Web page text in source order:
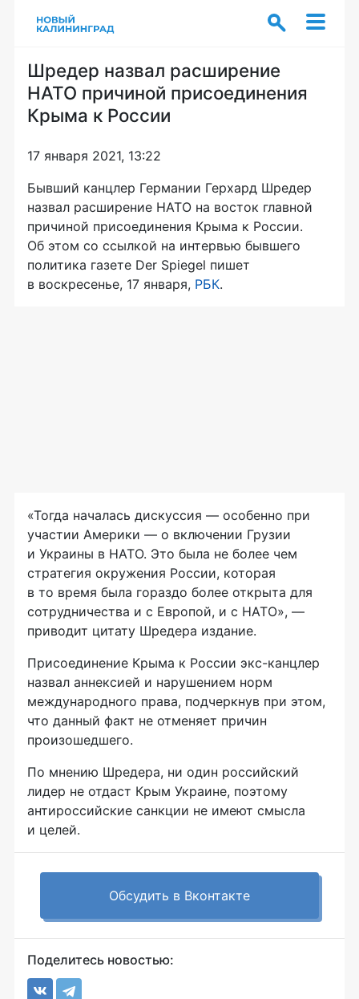
Шредер назвал расширение
НАТО причиной присоединения
Крыма к России
17 января 2021, 13:22
Бывший канцлер Германии Герхард Шредер
назвал расширение НАТО на восток главной
причиной присоединения Крыма к России.
Об этом со ссылкой на интервью бывшего
политика газете Der Spiegel пишет
в воскресенье, 17 января, РБК.
«Тогда началась дискуссия — особенно при
участии Америки — о включении Грузии
и Украины в НАТО. Это была не более чем
стратегия окружения России, которая
в то время была гораздо более открыта для
сотрудничества и с Европой, и с НАТО», —
приводит цитату Шредера издание.
Присоединение Крыма к России экс-канцлер
назвал аннексией и нарушением норм
международного права, подчеркнув при этом,
что данный факт не отменяет причин
произошедшего.
По мнению Шредера, ни один российский
лидер не отдаст Крым Украине, поэтому
антироссийские санкции не имеют смысла
и целей.
Обсудить в Вконтакте
Поделитесь новостью: